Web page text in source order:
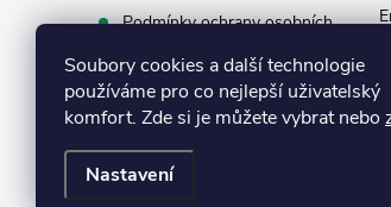
Soubory cookies a další technologie
používáme pro co nejlepší uživatelský
komfort. Zde si je můžete vybrat nebo
Nastavení
Podmínky ochrany osobních
Ke stažení
Copyright 2026